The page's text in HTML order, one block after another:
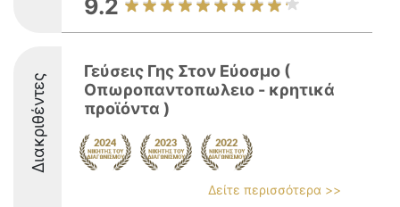
9.2
Διακριθέντες
Γεύσεις Γης Στον Εύοσμο (
Οπωροπαντοπωλειο - κρητικά
προϊόντα )
Δείτε περισσότερα >>